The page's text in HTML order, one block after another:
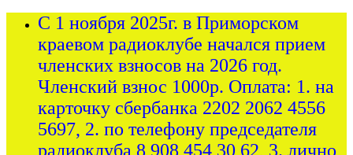
С 1 ноября 2025г. в Приморском
краевом радиоклубе начался прием
членских взносов на 2026 год.
Членский взнос 1000р. Оплата: 1. на
карточку сбербанка 2202 2062 4556
5697, 2. по телефону председателя
радиоклуба 8 908 454 30 62, 3. лично